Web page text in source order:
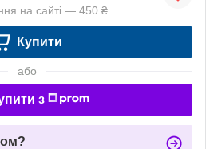
на сайті — 450 ₴
Купити
або
з